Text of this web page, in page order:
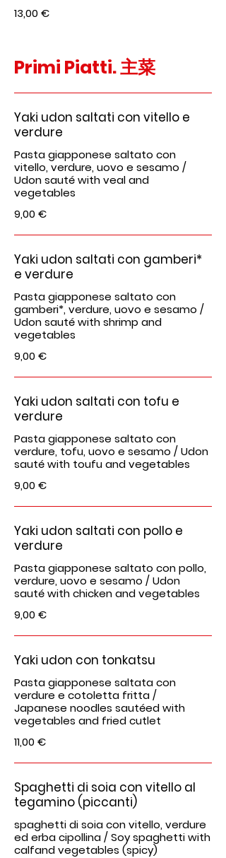
13,00 €
Primi Piatti. 主菜
Yaki udon saltati con vitello e
verdure
Pasta giapponese saltato con
vitello, verdure, uovo e sesamo /
Udon sauté with veal and
vegetables
9,00 €
Yaki udon saltati con gamberi*
e verdure
Pasta giapponese saltato con
gamberi*, verdure, uovo e sesamo /
Udon sauté with shrimp and
vegetables
9,00 €
Yaki udon saltati con tofu e
verdure
Pasta giapponese saltato con
verdure, tofu, uovo e sesamo / Udon
sauté with toufu and vegetables
9,00 €
Yaki udon saltati con pollo e
verdure
Pasta giapponese saltato con pollo,
verdure, uovo e sesamo / Udon
sauté with chicken and vegetables
9,00 €
Yaki udon con tonkatsu
Pasta giapponese saltata con
verdure e cotoletta fritta /
Japanese noodles sautéed with
vegetables and fried cutlet
11,00 €
Spaghetti di soia con vitello al
tegamino (piccanti)
spaghetti di soia con vitello, verdure
ed erba cipollina / Soy spaghetti with
calfand vegetables (spicy)